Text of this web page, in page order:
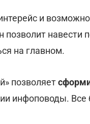
и
позволит
на главном.
позволяет
инфоповоды. Все